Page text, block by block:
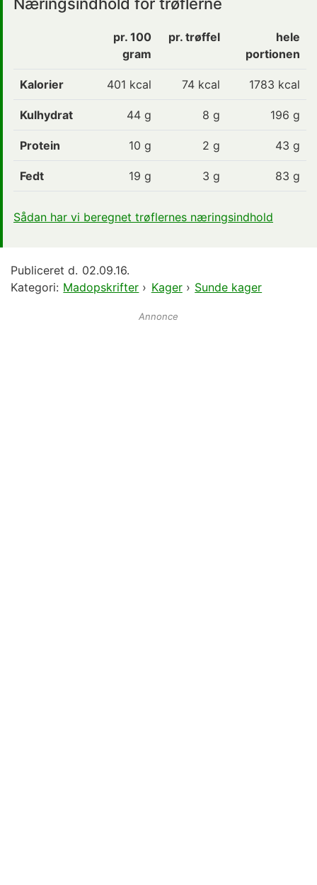
pr. 100
gram
pr. trøffel
hele
portionen
Kalorier 401 kcal 74 kcal 1783 kcal
Kulhydrat 44 g 8 g 196 g
Protein 10 g 2 g 43 g
Fedt 19 g 3 g 83 g
Sådan har vi beregnet trøflernes næringsindhold
Publiceret d. 02.09.16.
Kategori: Madopskrifter › Kager› Sunde kager
Annonce